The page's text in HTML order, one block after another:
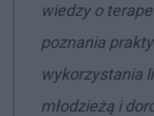
wiedzy o
poznania
wykorzystania
młodzieżą i